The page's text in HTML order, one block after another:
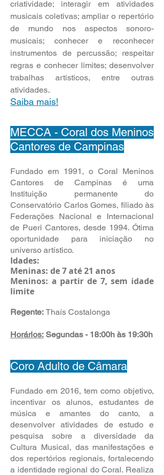
MECCA - Coral dos Meninos
Cantores de Campinas
Fundado em 1991, o Coral Meninos
Cantores de Campinas é uma
Instituição permanente do
Conservatório Carlos Gomes, filiado às
Federações Nacional e Internacional
de Pueri Cantores, desde 1994. Ótima
oportunidade para iniciação no
universo artístico.
Idades:
Meninas: de 7 até 21 anos
Meninos: a partir de 7, sem idade
limite
Regente: Thaís Costalonga
Horários: Segundas - 18:00h às 19:30h
criatividade; interagir em atividades
musicais coletivas; ampliar o repertório
de mundo nos aspectos sonoro-
musicais; conhecer e reconhecer
instrumentos de percussão; respeitar
regras e conhecer limites; desenvolver
trabalhas artísticos, entre outras
atividades.
Saiba mais!
Coro Adulto de Câmara
Fundado em 2016, tem como objetivo,
incentivar os alunos, estudantes de
música e amantes do canto, a
desenvolver atividades de estudo e
pesquisa sobre a diversidade da
Cultura Musical, das manifestações e
dos repertórios regionais, fortalecendo
a identidade regional do Coral. Realiza